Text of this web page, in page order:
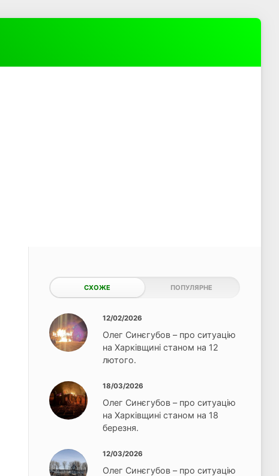
СХОЖЕ ПОПУЛЯРНЕ
12/02/2026
Олег Синєгубов – про ситуацію
на Харківщині станом на 12
лютого.
18/03/2026
Олег Синєгубов – про ситуацію
на Харківщині станом на 18
березня.
12/03/2026
Олег Синєгубов – про ситуацію